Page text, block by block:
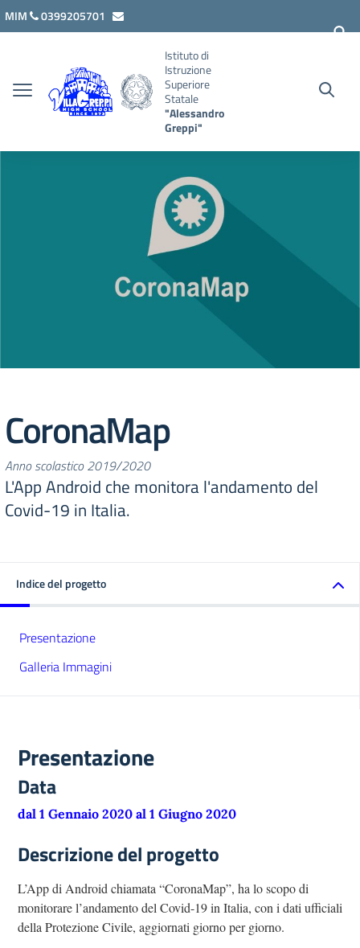
Vai ai contenuti
Vai al menu di navigazione
Vai al footer
MIM
0399205701
Istituto di
Istruzione
Superiore
Statale
"Alessandro
Greppi"
CoronaMap
Anno scolastico 2019/2020
L'App Android che monitora l'andamento del
Covid-19 in Italia.
Indice del progetto
Presentazione
Galleria Immagini
Presentazione
Data
dal 1 Gennaio 2020 al 1 Giugno 2020
Descrizione del progetto
L’App di Android chiamata “CoronaMap”, ha lo scopo di
monitorare l’andamento del Covid-19 in Italia, con i dati ufficiali
della Protezione Civile, aggiornati giorno per giorno.